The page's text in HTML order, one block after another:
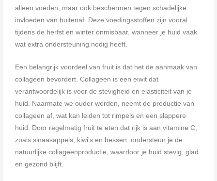
alleen voeden, maar ook beschermen tegen schadelijke
invloeden van buitenaf. Deze voedingsstoffen zijn vooral
tijdens de herfst en winter onmisbaar, wanneer je huid vaak
wat extra ondersteuning nodig heeft.
Een belangrijk voordeel van fruit is dat het de aanmaak van
collageen bevordert. Collageen is een eiwit dat
verantwoordelijk is voor de stevigheid en elasticiteit van je
huid. Naarmate we ouder worden, neemt de productie van
collageen af, wat kan leiden tot rimpels en een slappere
huid. Door regelmatig fruit te eten dat rijk is aan vitamine C,
zoals sinaasappels, kiwi’s en bessen, ondersteun je de
natuurlijke collageenproductie, waardoor je huid stevig, glad
en gezond blijft.